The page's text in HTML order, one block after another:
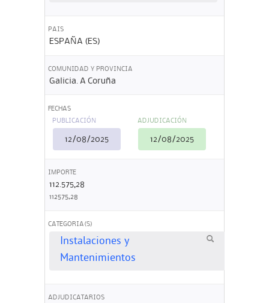
PAIS
ESPAÑA (ES)
COMUNIDAD Y PROVINCIA
Galicia. A Coruña
FECHAS
PUBLICACIÓN
12/08/2025
ADJUDICACIÓN
12/08/2025
IMPORTE
112.575,28
112575,28
CATEGORIA(S)
Instalaciones y
Mantenimientos
ADJUDICATARIOS